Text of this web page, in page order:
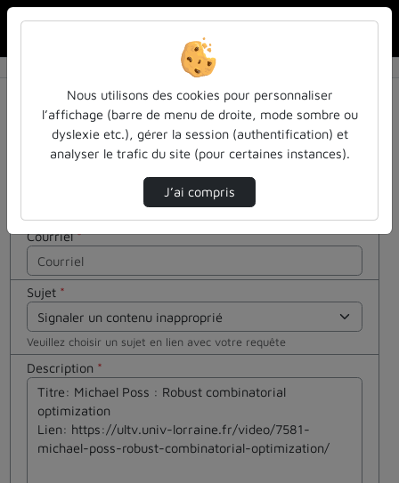
Contactez nous
Votre message
Courriel*
Sujet *
Veuillez choisir un sujet en lien avec votre requête
Description *
Cocher
cette case
si vous êtes
un humain
Nous utilisons des cookies pour personnaliser
l’affichage (barre de menu de droite, mode sombre ou
dyslexie etc.), gérer la session (authentification) et
analyser le trafic du site (pour certaines instances).
J’ai compris